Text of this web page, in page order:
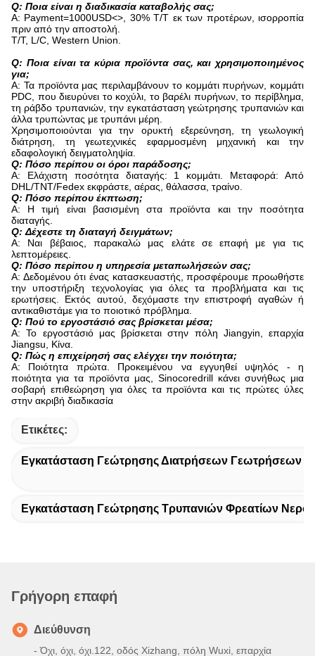
Q: Ποια είναι η διαδικασία καταβολής σας;
Α: Payment=1000USD<>, 30% T/T εκ των προτέρων, ισορροπία
πριν από την αποστολή.
T/T, L/C, Western Union.
Q: Ποια είναι τα κύρια προϊόντα σας, και χρησιμοποιημένος
για;
Α: Τα προϊόντα μας περιλαμβάνουν το κομμάτι πυρήνων, κομμάτι
PDC, που διευρύνει το κοχύλι, το βαρέλι πυρήνων, το περίβλημα,
τη ράβδο τρυπανιών, την εγκατάσταση γεώτρησης τρυπανιών και
άλλα τρυπώντας με τρυπάνι μέρη.
Χρησιμοποιούνται για την ορυκτή εξερεύνηση, τη γεωλογική
διάτρηση, τη γεωτεχνικές εφαρμοσμένη μηχανική και την
εδαφολογική δειγματοληψία.
Q: Πόσο περίπου οι όροι παράδοσης;
Α: Ελάχιστη ποσότητα διαταγής: 1 κομμάτι. Μεταφορά: Από
DHL/TNT/Fedex εκφράστε, αέρας, θάλασσα, τραίνο.
Q: Πόσο περίπου έκπτωση;
Α: Η τιμή είναι βασισμένη στα προϊόντα και την ποσότητα
διαταγής.
Q: Δέχεστε τη διαταγή δειγμάτων;
Α: Ναι βέβαιος, παρακαλώ μας ελάτε σε επαφή με για τις
λεπτομέρειες.
Q: Πόσο περίπου η υπηρεσία μεταπωλήσεών σας;
Α: Δεδομένου ότι ένας κατασκευαστής, προσφέρουμε προωθήστε
την υποστήριξη τεχνολογίας για όλες τα προβλήματα και τις
ερωτήσεις. Εκτός αυτού, δεχόμαστε την επιστροφή αγαθών ή
αντικαθιστάμε για το ποιοτικό πρόβλημα.
Q: Πού το εργοστάσιό σας βρίσκεται μέσα;
Α: Το εργοστάσιό μας βρίσκεται στην πόλη Jiangyin, επαρχία
Jiangsu, Κίνα.
Q: Πώς η επιχείρησή σας ελέγχει την ποιότητα;
Α: Ποιότητα πρώτα. Προκειμένου να εγγυηθεί υψηλός - η
ποιότητα για τα προϊόντα μας, Sinocoredrill κάνει συνήθως μια
σοβαρή επιθεώρηση για όλες τα προϊόντα και τις πρώτες ύλες
στην ακριβή διαδικασία
Ετικέτες:
Εγκατάσταση Γεώτρησης Διατρήσεων Γεωτρήσεων
Εγκατάσταση Γεώτρησης Τρυπανιών Φρεατίων Νερού
Γρήγορη επαφή
Διεύθυνση
- Όχι, όχι, όχι.122, οδός Xizhang, πόλη Wuxi, επαρχία